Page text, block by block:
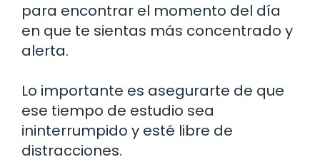
para encontrar el momento del día
en que te sientas más concentrado y
alerta.
Lo importante es asegurarte de que
ese tiempo de estudio sea
ininterrumpido y esté libre de
distracciones.